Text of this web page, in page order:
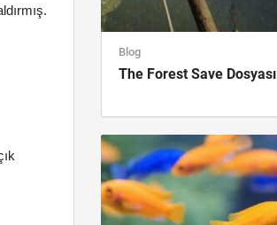
Blog
The Forest Save